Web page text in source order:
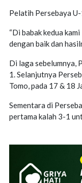
Pelatih Persebaya
“Di babak kedua
dengan baik dan
Di laga sebelumnya,
1. Selanjutnya
Tomo, pada 17 & 18
Sementara di
pertama kalah 3-1